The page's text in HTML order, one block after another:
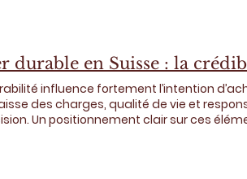
sort un peu mieux. Au total, 15 cantons
généralisée sur le marché du
sont les plus demandés.
durable en Suisse : la
influence fortement l’intention
des charges, qualité de vie et
Un positionnement clair sur ces